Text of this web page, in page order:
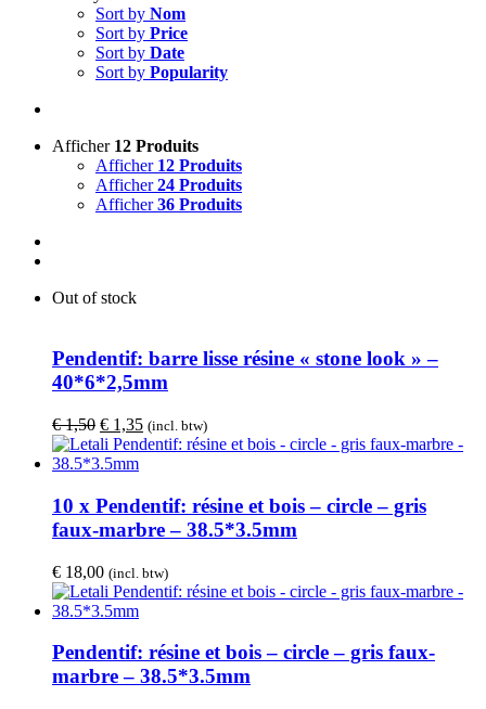
Sort by Nom
Sort by Price
Sort by Date
Sort by Popularity
Afficher 12 Produits
Afficher 12 Produits
Afficher24 Produits
Afficher36 Produits
Out of stock
Pendentif: barre lisse résine « stone look » –
40*6*2,5mm
€1,50 Le
prix
initial
€ 1,50.
€ 1,35Le
prix
€ 1,35.
(incl. btw)
10 x Pendentif: résine et bois – circle – gris
faux-marbre – 38.5*3.5mm
€ 18,00 (incl. btw)
Pendentif: résine et bois – circle – gris faux-
marbre – 38.5*3.5mm